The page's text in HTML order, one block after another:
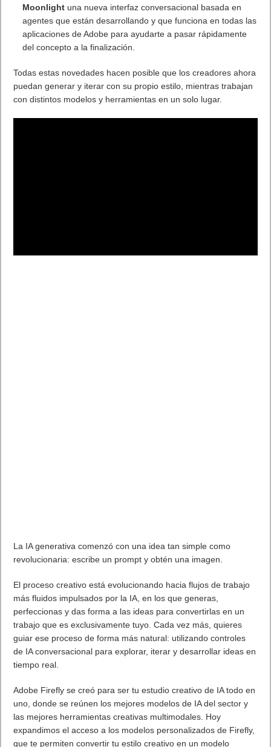
Moonlight una nueva interfaz conversacional basada en
agentes que están desarrollando y que funciona en todas las
aplicaciones de Adobe para ayudarte a pasar rápidamente
del concepto a la finalización.
Todas estas novedades hacen posible que los creadores ahora
puedan generar y iterar con su propio estilo, mientras trabajan
con distintos modelos y herramientas en un solo lugar.
La IA generativa comenzó con una idea tan simple como
revolucionaria: escribe un prompt y obtén una imagen.
El proceso creativo está evolucionando hacia flujos de trabajo
más fluidos impulsados por la IA, en los que generas,
perfeccionas y das forma a las ideas para convertirlas en un
trabajo que es exclusivamente tuyo. Cada vez más, quieres
guiar ese proceso de forma más natural: utilizando controles
de IA conversacional para explorar, iterar y desarrollar ideas en
tiempo real.
Adobe Firefly se creó para ser tu estudio creativo de IA todo en
uno, donde se reúnen los mejores modelos de IA del sector y
las mejores herramientas creativas multimodales. Hoy
expandimos el acceso a los modelos personalizados de Firefly,
que te permiten convertir tu estilo creativo en un modelo